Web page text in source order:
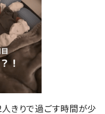
きりで過ごす時間が少